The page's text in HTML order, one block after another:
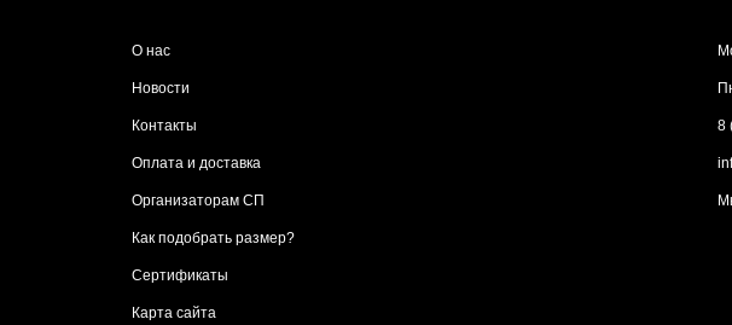
О нас
Новости
Контакты
Оплата и доставка
Организаторам СП
Как подобрать размер?
Сертификаты
Карта сайта
8